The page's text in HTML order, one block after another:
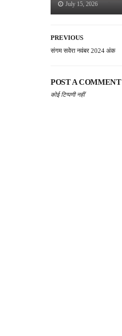
July 15, 2026
PREVIOUS
संगम सवेरा नवंबर 2024 अंक
POST A COMMENT
कोई टिप्पणी नहीं